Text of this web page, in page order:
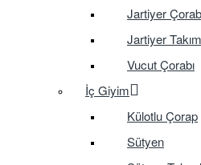
Jartiyer
Jartiyer
Vucut Çorabı
İç Giyim
Külotlu Çorap
Sütyen